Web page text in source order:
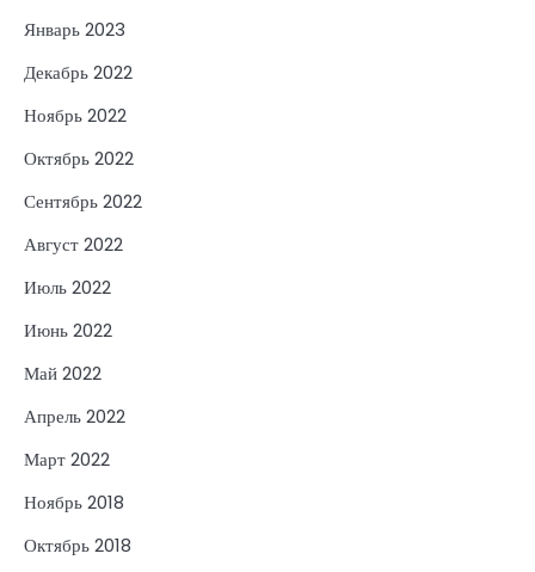
Январь 2023
Декабрь 2022
Ноябрь 2022
Октябрь 2022
Сентябрь 2022
Август 2022
Июль 2022
Июнь 2022
Май 2022
Апрель 2022
Март 2022
Ноябрь 2018
Октябрь 2018